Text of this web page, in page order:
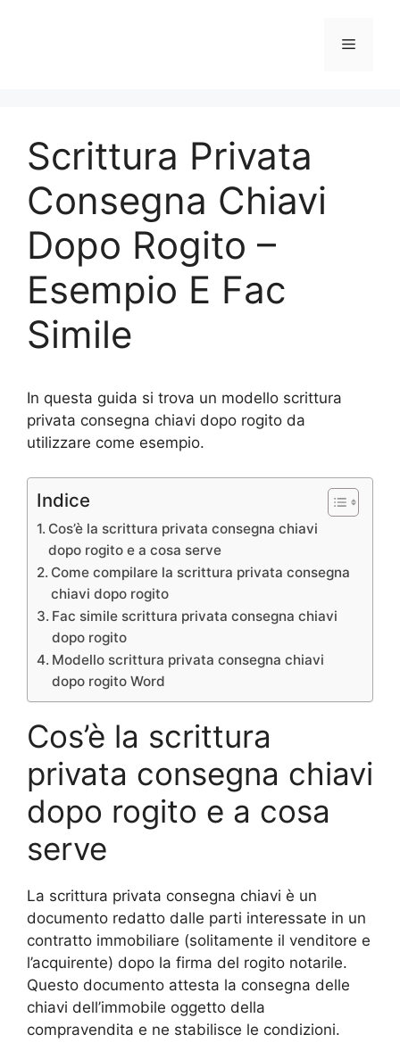
Menu
Scrittura Privata
Consegna Chiavi
Dopo Rogito –
Esempio E Fac
Simile
In questa guida si trova un modello scrittura
privata consegna chiavi dopo rogito da
utilizzare come esempio.
Indice
Cos’è la scrittura privata consegna chiavi
dopo rogito e a cosa serve
Come compilare la scrittura privata consegna
chiavi dopo rogito
Fac simile scrittura privata consegna chiavi
dopo rogito
Modello scrittura privata consegna chiavi
dopo rogito Word
Cos’è la scrittura
privata consegna chiavi
dopo rogito e a cosa
serve
La scrittura privata consegna chiavi è un
documento redatto dalle parti interessate in un
contratto immobiliare (solitamente il venditore e
l’acquirente) dopo la firma del rogito notarile.
Questo documento attesta la consegna delle
chiavi dell’immobile oggetto della
compravendita e ne stabilisce le condizioni.